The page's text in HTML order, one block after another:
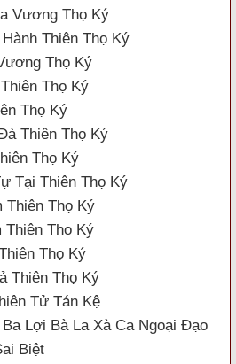
Vương Thọ Ký
Thiên Thọ Ký
Thọ Ký
Thọ Ký
Thọ Ký
Thiên Thọ Ký
Thọ Ký
Tại Thiên Thọ Ký
Thiên Thọ Ký
Thiên Thọ Ký
Thọ Ký
Thiên Thọ Ký
Tử Tán Kệ
Lợi Bà La Xà Ca Ngoại Đạo
Biệt